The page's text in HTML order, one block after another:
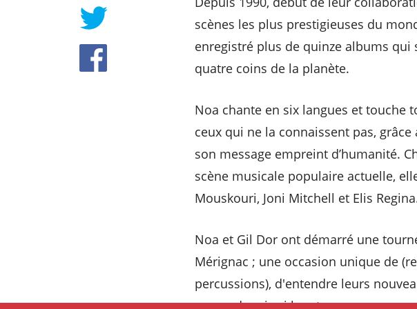
scènes les plus prestigieuses du
enregistré plus de quinze albums qui
quatre coins de la planète.
Noa chante en six langues et touche
ceux qui ne la connaissent pas,
son message empreint d’humanité.
scène musicale populaire actuelle,
Mouskouri, Joni Mitchell et Elis
Noa et Gil Dor ont démarré une
Mérignac ; une occasion unique de
percussions), d'entendre leurs
cœurs depuis si longtemps…